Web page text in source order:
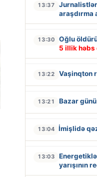
13:37
araşdırma
13:30 Oğlu
5 illik həbs
13:22 Vaşinqton
13:21 Bazar
13:04 İmişlidə
13:03
yarışının